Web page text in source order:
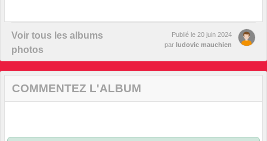
Voir tous les albums
photos
Publié le 20 juin 2024
par ludovic mauchien
COMMENTEZ L'ALBUM